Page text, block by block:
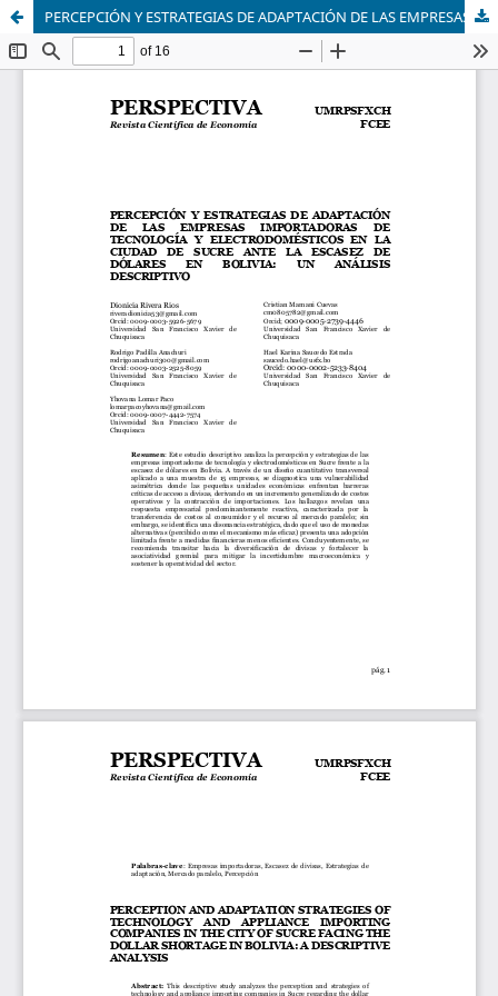
PERCEPCIÓN Y ESTRATEGIAS DE ADAPTACIÓN DE LAS EMPRESAS IMPORTADORAS DE TECNOLOGÍA Y ELECTRODOMÉSTICOS EN LA CIUDAD DE SUCRE ANTE LA ESCASEZ DE DÓLARES EN BOLIVIA: UN ANÁLISIS DESCRIPTIVO